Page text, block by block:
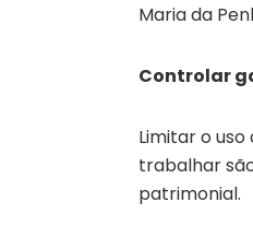
Maria da
Controlar
Limitar o
trabalhar
patrimonial.